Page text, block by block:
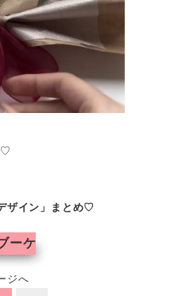
♡
ザイン」まとめ♡
ーケ
ジへ